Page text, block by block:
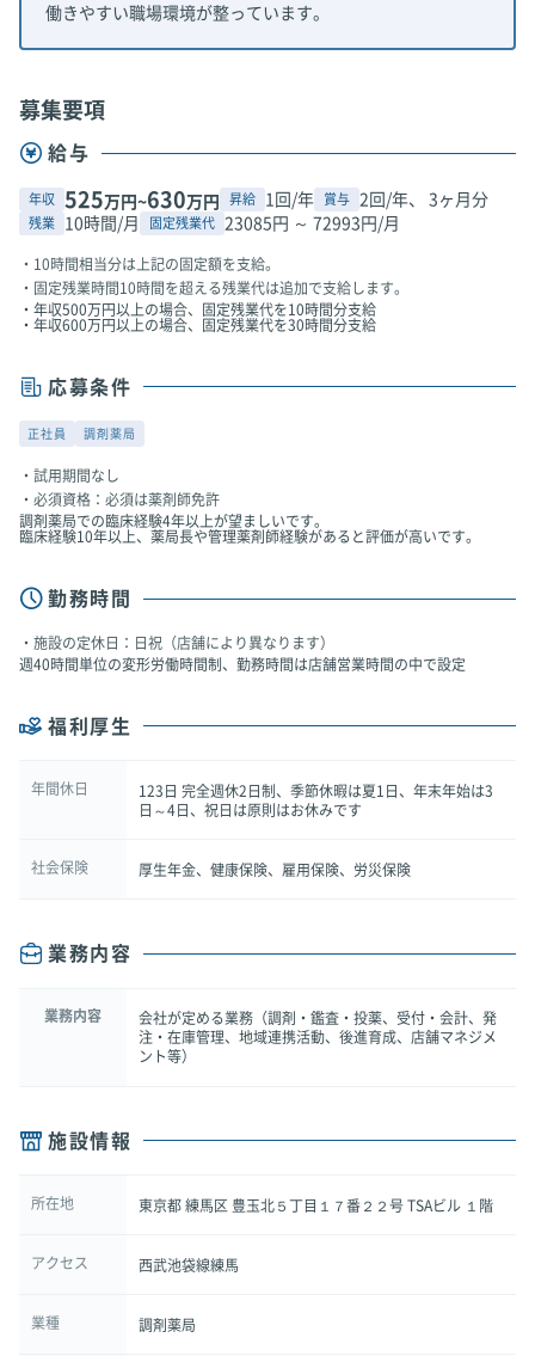
働きやすい職場環境が整っています。
募集要項
給与
年収 525万円~630万円 昇給 1回/年 賞与 2回/年、 3ヶ月分
残業 10時間/月 固定残業代 23085円 ～ 72993円/月
10時間相当分は上記の固定額を支給。
固定残業時間10時間を超える残業代は追加で支給します。
・年収500万円以上の場合、固定残業代を10時間分支給
・年収600万円以上の場合、固定残業代を30時間分支給
応募条件
正社員 調剤薬局
試用期間なし
必須資格：必須は薬剤師免許
調剤薬局での臨床経験4年以上が望ましいです。
臨床経験10年以上、薬局長や管理薬剤師経験があると評価が高いです。
勤務時間
施設の定休日：日祝（店舗により異なります）
週40時間単位の変形労働時間制、勤務時間は店舗営業時間の中で設定
福利厚生
年間休日
123日 完全週休2日制、季節休暇は夏1日、年末年始は3
日～4日、祝日は原則はお休みです
社会保険 厚生年金、健康保険、雇用保険、労災保険
業務内容
業務内容
会社が定める業務（調剤・鑑査・投薬、受付・会計、発
注・在庫管理、地域連携活動、後進育成、店舗マネジメ
ント等）
施設情報
所在地 東京都 練馬区 豊玉北５丁目１７番２２号 TSAビル １階
アクセス 西武池袋線練馬
業種 調剤薬局